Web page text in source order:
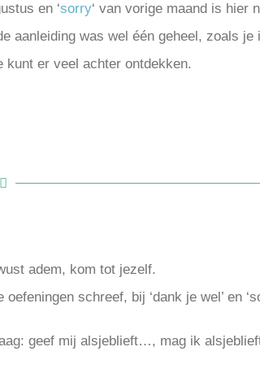
en ‘sorry‘ van vorige maand is hier
aanleiding was wel één geheel, zoals je
kunt er veel achter ontdekken.
adem, kom tot jezelf.
schreef, bij ‘dank je wel’ en
geef mij alsjeblieft…, mag ik